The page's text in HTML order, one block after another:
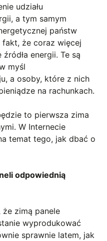
udziału
a tym samym
państw
fakt, że coraz więcej
energii. Te są
myśl
a osoby, które z nich
na rachunkach.
to pierwsza zima
W Internecie
temat tego, jak dbać o
odpowiednią
że zimą panele
wyprodukować
sprawnie latem, jak